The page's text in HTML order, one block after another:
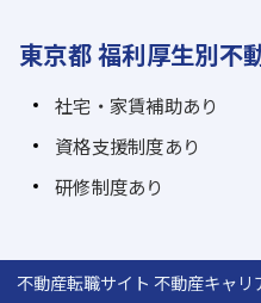
東京都 福利厚生別不
社宅・家賃補助あり
資格支援制度あり
研修制度あり
不動産転職サイト 不動産キャリ